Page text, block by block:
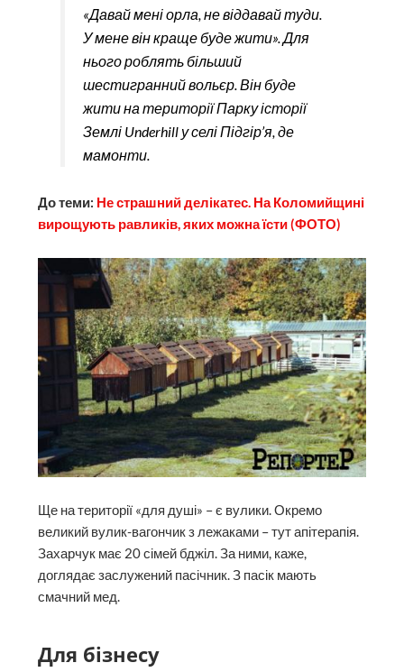
«Давай мені орла, не віддавай туди.
У мене він краще буде жити». Для
нього роблять більший
шестигранний вольєр. Він буде
жити на території Парку історії
Землі Underhill у селі Підгір’я, де
мамонти.
До теми: Не страшний делікатес. На Коломийщині
вирощують равликів, яких можна їсти (ФОТО)
Ще на території «для душі» – є вулики. Окремо
великий вулик-вагончик з лежаками – тут апітерапія.
Захарчук має 20 сімей бджіл. За ними, каже,
доглядає заслужений пасічник. З пасік мають
смачний мед.
Для бізнесу